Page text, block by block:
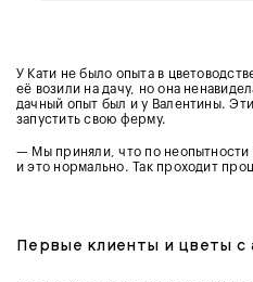
У Кати не было опыта в
её возили на дачу, но она
дачный опыт был и у Валентины.
запустить свою ферму.
— Мы приняли, что по неопытности
и это нормально. Так проходит
Первые клиенты и цветы с